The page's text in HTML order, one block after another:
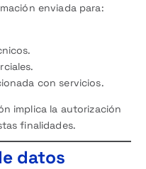
enviada para:
con servicios.
implica la autorización
finalidades.
datos